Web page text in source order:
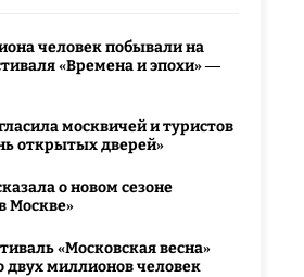
человек побывали на
«Времена и эпохи» —
москвичей и туристов
открытых дверей»
о новом сезоне
Москве»
«Московская весна»
двух миллионов человек